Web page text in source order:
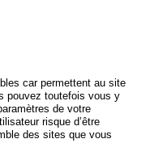
DES ACCIDENTS DE
car permettent au site
pouvez toutefois vous y
de votre
risque d’être
des sites que vous